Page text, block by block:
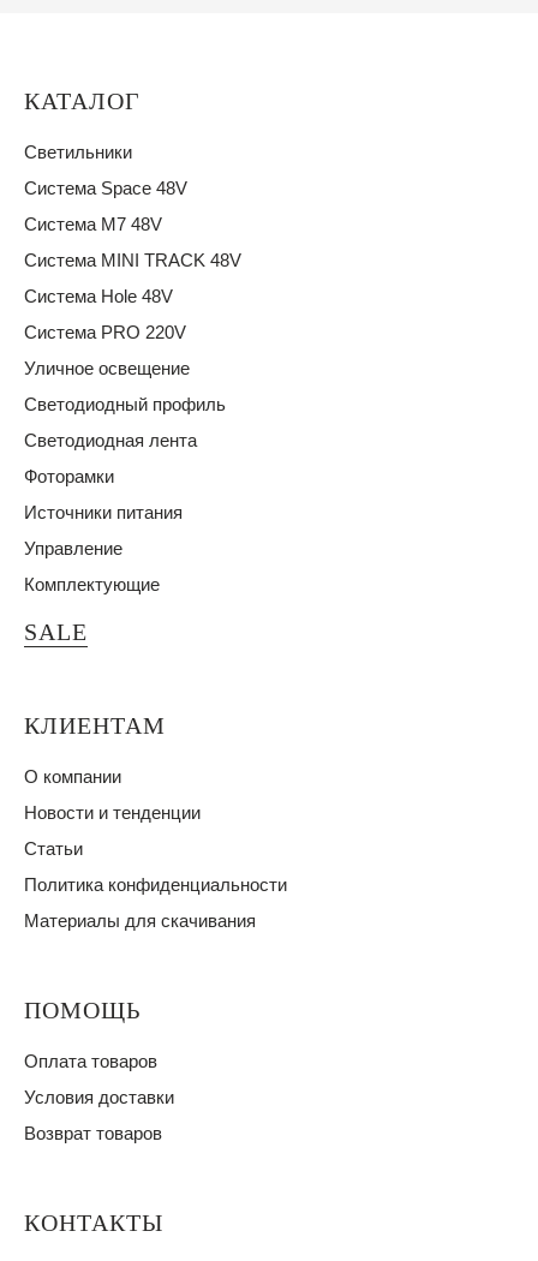
КАТАЛОГ
Светильники
Система Space 48V
Система M7 48V
Система MINI TRACK 48V
Система Hole 48V
Система PRO 220V
Уличное освещение
Светодиодный профиль
Светодиодная лента
Фоторамки
Источники питания
Управление
Комплектующие
SALE
КЛИЕНТАМ
О компании
Новости и тенденции
Статьи
Политика конфиденциальности
Материалы для скачивания
ПОМОЩЬ
Оплата товаров
Условия доставки
Возврат товаров
КОНТАКТЫ